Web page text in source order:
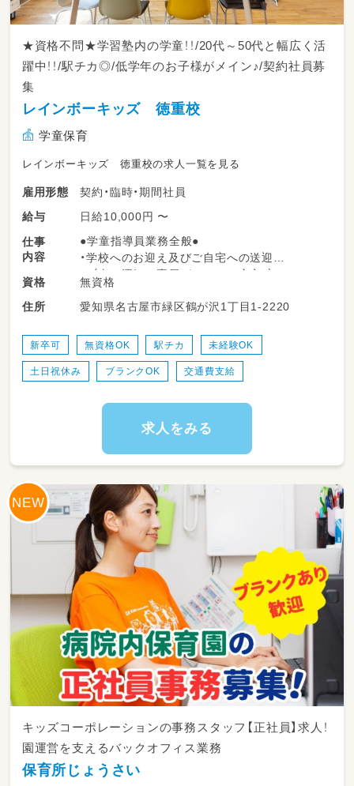
★資格不問★学習塾内の学童！！/20代～50代と幅広く活
躍中！！/駅チカ◎/低学年のお子様がメイン♪/契約社員募
集
レインボーキッズ 徳重校
学童保育
レインボーキッズ 徳重校の求人一覧を見る
雇用形態
契約・臨時・期間社員
給与
日給10,000円 〜
仕事
内容
●学童指導員業務全般●
・学校へのお迎え及びご自宅への送迎
（車の運転は専属がいるので安心♪）
・勉強のサポート
※学校の宿題＋塾の宿題なども行うお子様が
勉強の割合が通常学童に比べて多いです！
主に小学１年生～3年生のお子様がメイン
◎
・おやつ・食事の提供
・保護者への報告
者との連携、送迎設定やスタッフの配置など、
校舎運営業務全般もお任せします。
資格
無資格
住所
愛知県名古屋市緑区鶴が沢1丁目1-2220
新卒可 無資格OK 駅チカ 未経験OK
土日祝休み ブランクOK 交通費支給
求人をみる
キッズコーポレーションの事務スタッフ【正社員】求人！
園運営を支えるバックオフィス業務
保育所じょうさい